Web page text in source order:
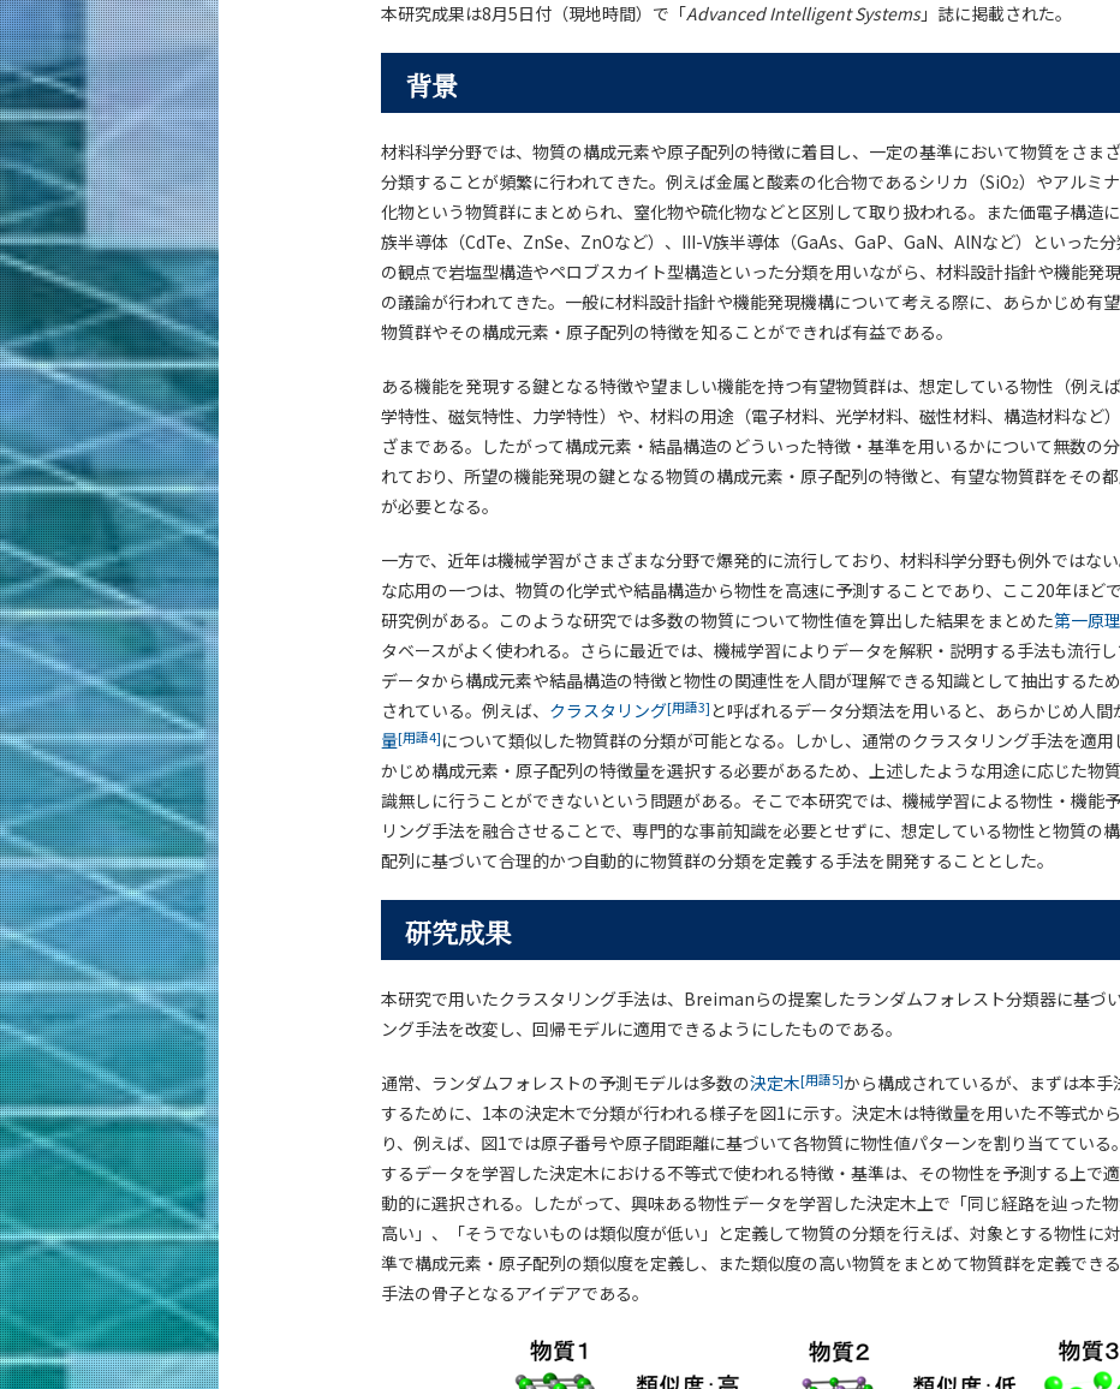
本研究成果は8月5日付（現地時間）で「Advanced Intelligent Systems」誌に掲載された。
背景
材料科学分野では、物質の構成元素や原子配列の特徴に着目し、一定の基準において物質をさま
分類することが頻繁に行われてきた。例えば金属と酸素の化合物であるシリカ（SiO2）やアルミ
化物という物質群にまとめられ、窒化物や硫化物などと区別して取り扱われる。また価電子構造
族半導体（CdTe、ZnSe、ZnOなど）、III-V族半導体（GaAs、GaP、GaN、AlNなど）といった
の観点で岩塩型構造やペロブスカイト型構造といった分類を用いながら、材料設計指針や機能発
の議論が行われてきた。一般に材料設計指針や機能発現機構について考える際に、あらかじめ有
物質群やその構成元素・原子配列の特徴を知ることができれば有益である。
ある機能を発現する鍵となる特徴や望ましい機能を持つ有望物質群は、想定している物性（例え
学特性、磁気特性、力学特性）や、材料の用途（電子材料、光学材料、磁性材料、構造材料など
ざまである。したがって構成元素・結晶構造のどういった特徴・基準を用いるかについて無数の
れており、所望の機能発現の鍵となる物質の構成元素・原子配列の特徴と、有望な物質群をその
が必要となる。
一方で、近年は機械学習がさまざまな分野で爆発的に流行しており、材料科学分野も例外ではな
な応用の一つは、物質の化学式や結晶構造から物性を高速に予測することであり、ここ20年ほど
研究例がある。このような研究では多数の物質について物性値を算出した結果をまとめた第一原
タベースがよく使われる。さらに最近では、機械学習によりデータを解釈・説明する手法も流行
データから構成元素や結晶構造の特徴と物性の関連性を人間が理解できる知識として抽出するた
されている。例えば、 クラスタリング[用語3]と呼ばれるデータ分類法を用いると、あらかじめ人間
量[用語4]について類似した物質群の分類が可能となる。しかし、通常のクラスタリング手法を適用
かじめ構成元素・原子配列の特徴量を選択する必要があるため、上述したような用途に応じた物
識無しに行うことができないという問題がある。そこで本研究では、機械学習による物性・機能
リング手法を融合させることで、専門的な事前知識を必要とせずに、想定している物性と物質の
配列に基づいて合理的かつ自動的に物質群の分類を定義する手法を開発することとした。
研究成果
本研究で用いたクラスタリング手法は、Breimanらの提案したランダムフォレスト分類器に基づ
ング手法を改変し、回帰モデルに適用できるようにしたものである。
通常、ランダムフォレストの予測モデルは多数の決定木[用語5]から構成されているが、まずは本手
するために、1本の決定木で分類が行われる様子を図1に示す。決定木は特徴量を用いた不等式か
り、例えば、図1では原子番号や原子間距離に基づいて各物質に物性値パターンを割り当てている
するデータを学習した決定木における不等式で使われる特徴・基準は、その物性を予測する上で
動的に選択される。したがって、興味ある物性データを学習した決定木上で「同じ経路を辿った
高い」、「そうでないものは類似度が低い」と定義して物質の分類を行えば、対象とする物性に
準で構成元素・原子配列の類似度を定義し、また類似度の高い物質をまとめて物質群を定義でき
手法の骨子となるアイデアである。